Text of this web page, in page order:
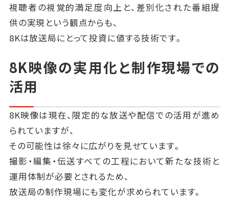
視聴者の視覚的満足度向上と、差別化された番組提
供の実現という観点からも、
8Kは放送局にとって投資に値する技術です。
8K映像の実用化と制作現場での
活用
8K映像は現在、限定的な放送や配信での活用が進め
られていますが、
その可能性は徐々に広がりを見せています。
撮影・編集・伝送すべての工程において新たな技術と
運用体制が必要とされるため、
放送局の制作現場にも変化が求められています。